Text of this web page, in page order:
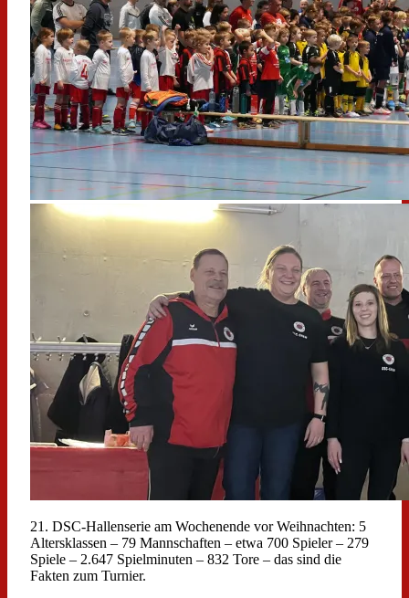
21. DSC-Hallenserie am Wochenende vor Weihnachten: 5
Altersklassen – 79 Mannschaften – etwa 700 Spieler – 279
Spiele – 2.647 Spielminuten – 832 Tore – das sind die
Fakten zum Turnier.